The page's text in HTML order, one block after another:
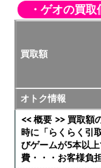
・ゲオの買
買取額
オトク情報
<< 概要 >> 買取額
時に「らくらく引
びゲームが5本以
費・・・お客様負